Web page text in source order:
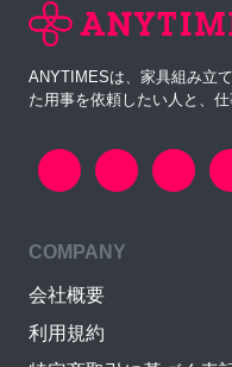
ANYTIMESは、家具組み立
た用事を依頼したい人と、
COMPANY
会社概要
利用規約